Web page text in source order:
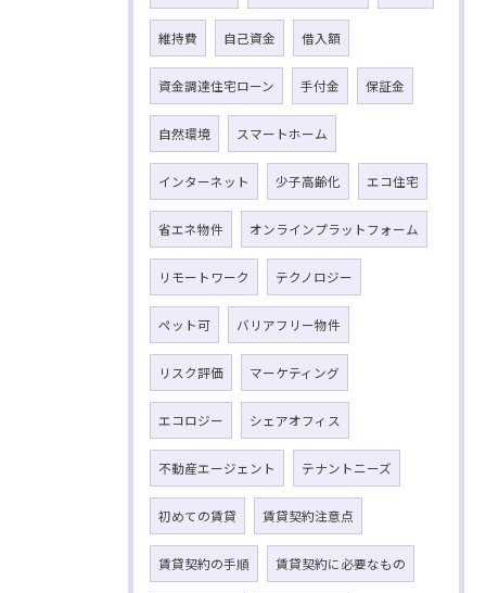
維持費 自己資金 借入額
資金調達住宅ローン 手付金 保証金
自然環境 スマートホーム
インターネット 少子高齢化 エコ住宅
省エネ物件 オンラインプラットフォーム
リモートワーク テクノロジー
ペット可 バリアフリー物件
リスク評価 マーケティング
エコロジー シェアオフィス
不動産エージェント テナントニーズ
初めての賃貸 賃貸契約注意点
賃貸契約の手順 賃貸契約に必要なもの